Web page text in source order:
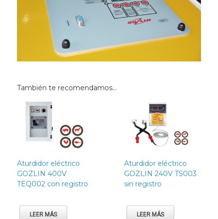
También te recomendamos…
Aturdidor eléctrico
GOZLIN 400V
TEQ002 con registro
LEER MÁS
Aturdidor eléctrico
GOZLIN 240V TS003
sin registro
LEER MÁS